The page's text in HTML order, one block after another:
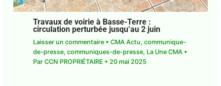
Travaux de voirie à Basse-Terre :
circulation perturbée jusqu’au 2 juin
Laisser un commentaire • CMA Actu, communique-
de-presse, communiques-de-presse, La Une CMA •
Par CCN PROPRIÉTAIRE • 20 mai 2025